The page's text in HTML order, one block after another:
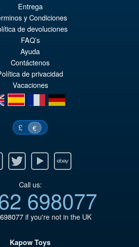
Entrega
y Condiciones
de devoluciones
FAQ’s
Ayuda
Contáctenos
de privacidad
Vacaciones
es fr de
£ €
Youtube Ebay
Call us:
698077
if you're not in the UK
Kapow Toys